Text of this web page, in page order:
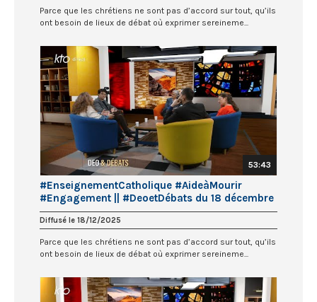
Parce que les chrétiens ne sont pas d’accord sur tout, qu’ils
ont besoin de lieux de débat où exprimer sereineme...
53:43
#EnseignementCatholique #AideàMourir
#Engagement || #DeoetDébats du 18 décembre
2025
Diffusé le 18/12/2025
Parce que les chrétiens ne sont pas d’accord sur tout, qu’ils
ont besoin de lieux de débat où exprimer sereineme...